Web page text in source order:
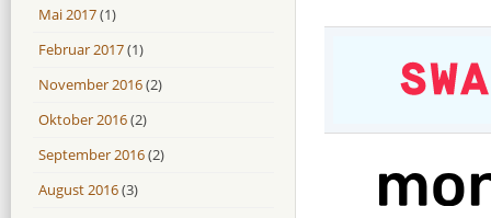
Mai 2017(1)
Februar 2017(1)
November 2016(2)
Oktober 2016(2)
September 2016(2)
August 2016(3)